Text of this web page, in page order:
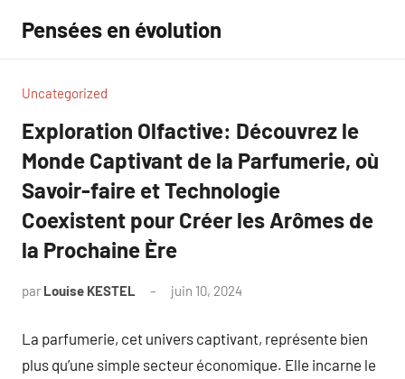
contenu
Pensées en évolution
Uncategorized
Exploration Olfactive: Découvrez le
Monde Captivant de la Parfumerie, où
Savoir-faire et Technologie
Coexistent pour Créer les Arômes de
la Prochaine Ère
par Louise KESTEL juin 10, 2024
La parfumerie, cet univers captivant, représente bien
plus qu’une simple secteur économique. Elle incarne le